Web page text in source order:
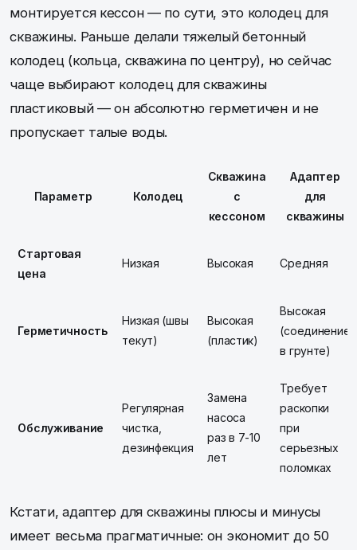
монтируется кессон — по сути, это колодец для
скважины. Раньше делали тяжелый бетонный
колодец (кольца, скважина по центру), но сейчас
чаще выбирают колодец для скважины
пластиковый — он абсолютно герметичен и не
пропускает талые воды.
Параметр Колодец
Скважина
с
кессоном
Адаптер
для
скважины
Стартовая
цена
Низкая Высокая Средняя
Герметичность
Низкая (швы
текут)
Высокая
(пластик)
Высокая
(соединение
в грунте)
Обслуживание
Регулярная
чистка,
дезинфекция
Замена
насоса
раз в 7-10
лет
Требует
раскопки
при
серьезных
поломках
Кстати, адаптер для скважины плюсы и минусы
имеет весьма прагматичные: он экономит до 50